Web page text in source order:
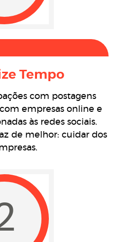
Tempo
com postagens
empresas online e
às redes sociais.
de melhor: cuidar dos